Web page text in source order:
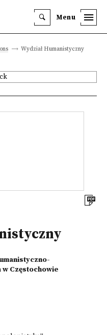
Menu
Wydział Humanistyczny
w Częstochowie